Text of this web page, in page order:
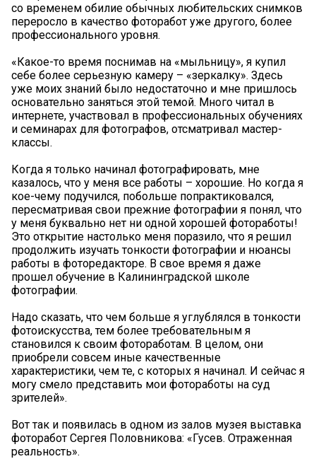
со временем обилие обычных любительских снимков
переросло в качество фоторабот уже другого, более
профессионального уровня.
«Какое-то время поснимав на «мыльницу», я купил
себе более серьезную камеру – «зеркалку». Здесь
уже моих знаний было недостаточно и мне пришлось
основательно заняться этой темой. Много читал в
интернете, участвовал в профессиональных обучениях
и семинарах для фотографов, отсматривал мастер-
классы.
Когда я только начинал фотографировать, мне
казалось, что у меня все работы – хорошие. Но когда я
кое-чему подучился, побольше попрактиковался,
пересматривая свои прежние фотографии я понял, что
у меня буквально нет ни одной хорошей фотоработы!
Это открытие настолько меня поразило, что я решил
продолжить изучать тонкости фотографии и нюансы
работы в фоторедакторе. В свое время я даже
прошел обучение в Калининградской школе
фотографии.
Надо сказать, что чем больше я углублялся в тонкости
фотоискусства, тем более требовательным я
становился к своим фотоработам. В целом, они
приобрели совсем иные качественные
характеристики, чем те, с которых я начинал. И сейчас я
могу смело представить мои фотоработы на суд
зрителей».
Вот так и появилась в одном из залов музея выставка
фоторабот Сергея Половникова: «Гусев. Отраженная
реальность».